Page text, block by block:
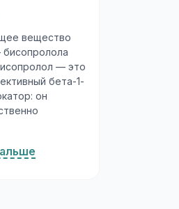
вещество
— это
бета-1-
он
не затрагивая